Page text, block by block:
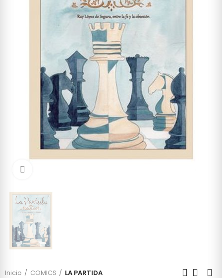
Inicio COMICS LA PARTIDA